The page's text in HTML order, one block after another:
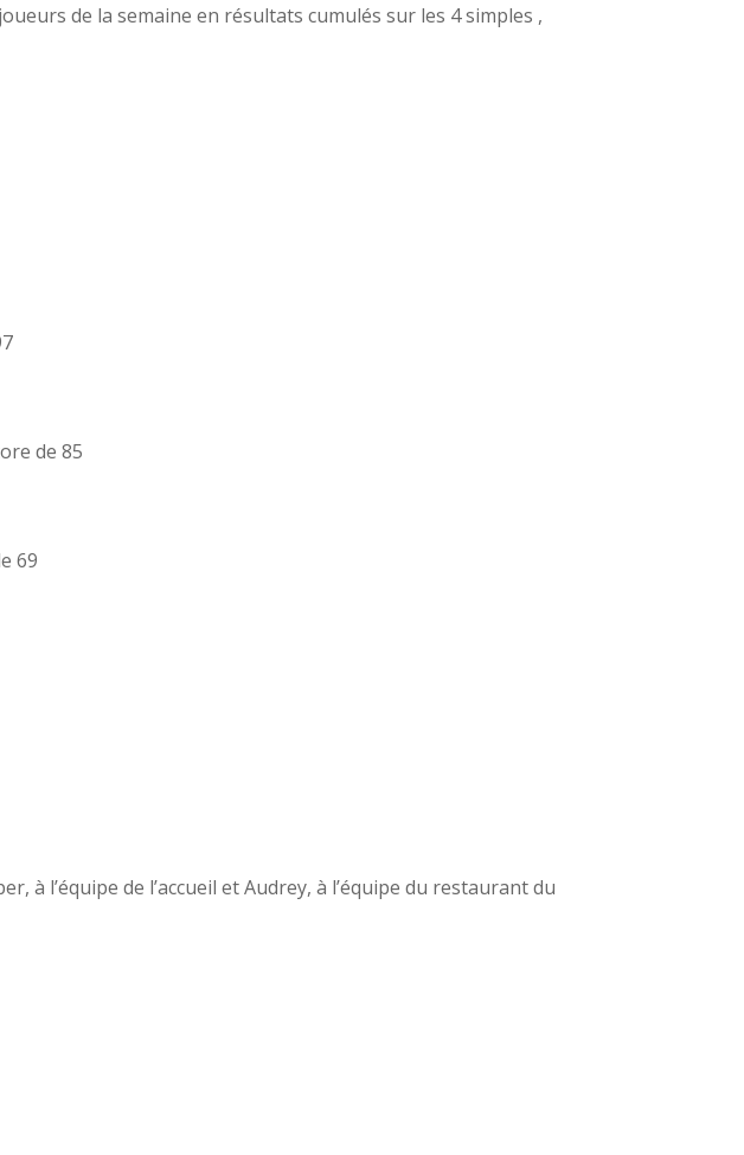
de la semaine en résultats cumulés sur les 4 simples ,
de 85
69
à l’équipe de l’accueil et Audrey, à l’équipe du restaurant du